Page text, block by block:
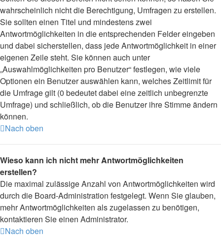
wahrscheinlich nicht die Berechtigung, Umfragen zu erstellen.
Sie sollten einen Titel und mindestens zwei
Antwortmöglichkeiten in die entsprechenden Felder eingeben
und dabei sicherstellen, dass jede Antwortmöglichkeit in einer
eigenen Zeile steht. Sie können auch unter
„Auswahlmöglichkeiten pro Benutzer“ festlegen, wie viele
Optionen ein Benutzer auswählen kann, welches Zeitlimit für
die Umfrage gilt (0 bedeutet dabei eine zeitlich unbegrenzte
Umfrage) und schließlich, ob die Benutzer ihre Stimme ändern
können.
Nach oben
Wieso kann ich nicht mehr Antwortmöglichkeiten
erstellen?
Die maximal zulässige Anzahl von Antwortmöglichkeiten wird
durch die Board-Administration festgelegt. Wenn Sie glauben,
mehr Antwortmöglichkeiten als zugelassen zu benötigen,
kontaktieren Sie einen Administrator.
Nach oben